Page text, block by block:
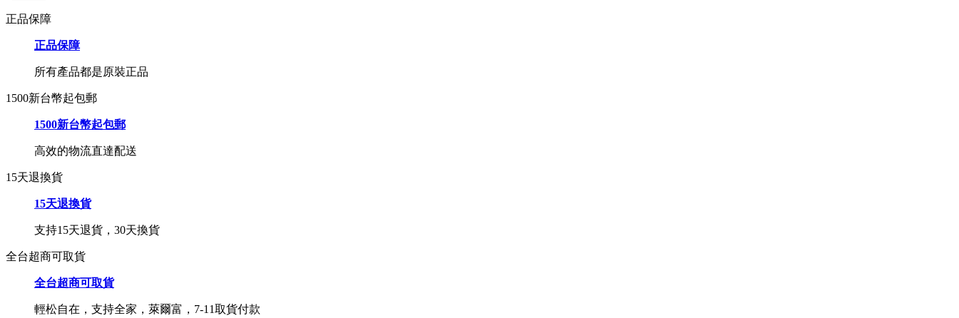
正品保障
正品保障
所有產品都是原裝正品
1500新台幣起包郵
1500新台幣起包郵
高效的物流直達配送
15天退換貨
15天退換貨
支持15天退貨，30天換貨
全台超商可取貨
全台超商可取貨
輕松自在，支持全家，萊爾富，7-11取貨付款